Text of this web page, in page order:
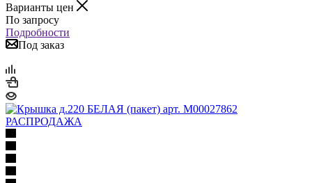
Варианты цен
По запросу
Подробности
Под заказ